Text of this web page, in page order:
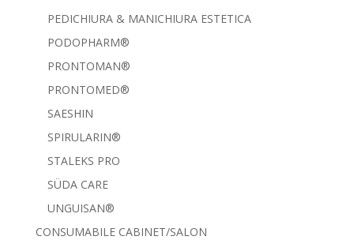
PEDICHIURA & MANICHIURA ESTETICA
PODOPHARM®
PRONTOMAN®
PRONTOMED®
SAESHIN
SPIRULARIN®
STALEKS PRO
SÜDA CARE
UNGUISAN®
CONSUMABILE CABINET/SALON